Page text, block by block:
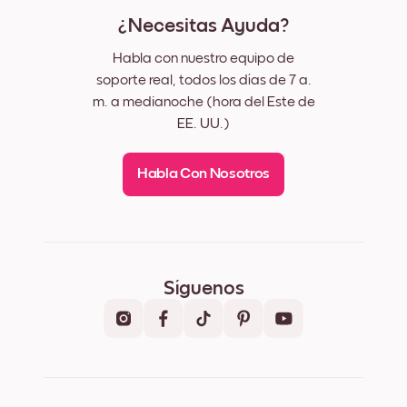
¿Necesitas Ayuda?
Habla con nuestro equipo de
soporte real, todos los días de 7 a.
m. a medianoche (hora del Este de
EE. UU.)
Habla Con Nosotros
Síguenos